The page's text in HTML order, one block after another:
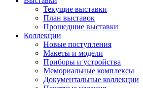
Текущие выставки
План выставок
Прошедшие выставки
Коллекции
Новые поступления
Макеты и модели
Приборы и устройства
Мемориальные комплексы
Документальные коллекции